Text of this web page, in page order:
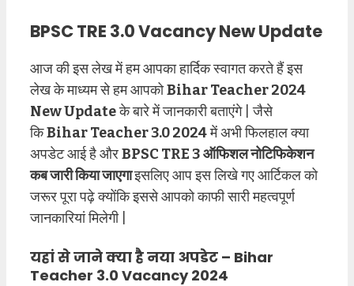
BPSC TRE 3.0 Vacancy New Update
आज की इस लेख में हम आपका हार्दिक स्वागत करते हैं इस
लेख के माध्यम से हम आपकोBihar Teacher 2024
New Updateके बारे में जानकारी बताएंगे | जैसे
किBihar Teacher 3.0 2024में अभी फिलहाल क्या
अपडेट आई है औरBPSC TRE 3 ऑफिशल नोटिफिकेशन
कब जारी किया जाएगाइसलिए आप इस लिखे गए आर्टिकल को
जरूर पूरा पढ़े क्योंकि इससे आपको काफी सारी महत्वपूर्ण
जानकारियां मिलेगी |
यहां से जाने क्या है नया अपडेट – Bihar
Teacher 3.0 Vacancy 2024